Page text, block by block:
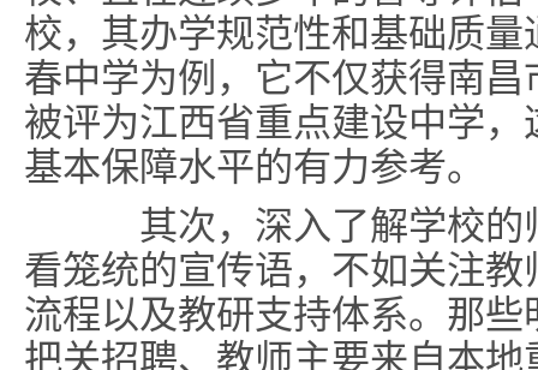
校，其办学规范性和基础质
春中学为例，它不仅获得南
被评为江西省重点建设中学
基本保障水平的有力参考。
其次，深入了解学校的
看笼统的宣传语，不如关注
流程以及教研支持体系。那
把关招聘、教师主要来自本